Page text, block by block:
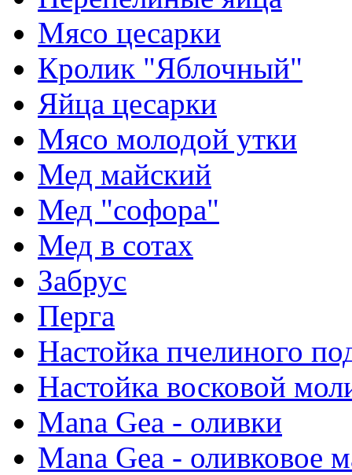
Мясо цесарки
Кролик "Яблочный"
Яйца цесарки
Мясо молодой утки
Мед майский
Мед "софора"
Мед в сотах
Забрус
Перга
Настойка пчелиного
Настойка восковой
Mana Gea - оливки
Mana Gea - оливковое